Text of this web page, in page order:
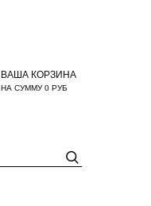
ВАША КОРЗИНА
НА СУММУ0 РУБ